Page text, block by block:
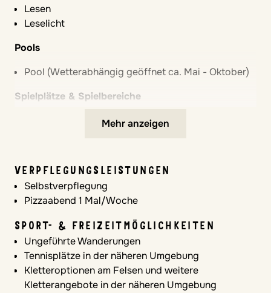
Lesen
Leselicht
Pools
Pool (Wetterabhängig geöffnet ca. Mai - Oktober)
Spielplätze & Spielbereiche
Babybett
Wickelmöglichkeiten im Zimmer
LEISTUNGEN KINDERBETREUUNG
Hauseigene Kinderbetreuung 5-11 Jahre (ca. 23
Std./Woche) vom 23.05.-06.06.26 / 11.07. bis
29.08.26
Hauseigenes Jugendprogramm 12-17 Jahre (ca. 20
Mehr anzeigen
VERPFLEGUNGSLEISTUNGEN
Selbstverpflegung
Pizzaabend 1 Mal/Woche
SPORT- & FREIZEITMÖGLICHKEITEN
Ungeführte Wanderungen
Tennisplätze in der näheren Umgebung
Kletteroptionen am Felsen und weitere
Kletterangebote in der näheren Umgebung